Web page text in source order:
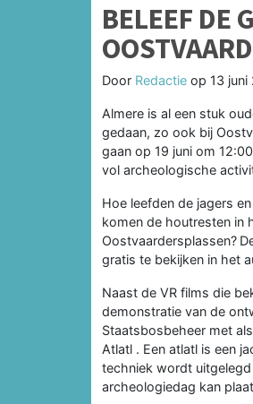
BELEEF DE
Door Redactie op 13 juni
Almere is al een stuk
gedaan, zo ook bij
gaan op 19 juni om
vol archeologische
Hoe leefden de jagers
komen de houtresten in
Oostvaardersplassen?
gratis te bekijken in het
Naast de VR films die
demonstratie van de
Staatsbosbeheer met
Atlatl . Een atlatl is een
techniek wordt
archeologiedag kan